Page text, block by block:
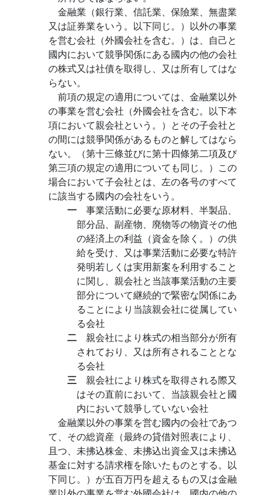
金融業（銀行業、信託業、保險業、無盡業
又は証券業をいう。以下同じ。）以外の事業
を営む会社（外國会社を含む。）は、自己と
國内において競爭関係にある國内の他の会社
の株式又は社債を取得し、又は所有してはな
らない。
前項の規定の適用については、金融業以外
の事業を営む会社（外國会社を含む。以下本
項において親会社という。）とその子会社と
の間には競爭関係があるものと解してはなら
ない。（第十三條並びに第十四條第二項及び
第三項の規定の適用についても同じ。）この
場合において子会社とは、左の各号のすべて
に該当する國内の会社をいう。
一 事業活動に必要な原材料、半製品、
部分品、副産物、廃物等の物資その他
の経済上の利益（資金を除く。）の供
給を受け、又は事業活動に必要な特許
発明若しくは実用新案を利用すること
に関し、親会社と当該事業活動の主要
部分について継続的で緊密な関係にあ
ることにより当該親会社に從属してい
る会社
二 親会社により株式の相当部分が所有
されており、又は所有されることとな
る会社
三 親会社により株式を取得される際又
はその直前において、当該親会社と國
内において競爭していない会社
金融業以外の事業を営む國内の会社であつ
て、その総資産（最終の貸借対照表により、
且つ、未拂込株金、未拂込出資金又は未拂込
基金に対する請求権を除いたものとする。以
下同じ。）が五百万円を超えるもの又は金融